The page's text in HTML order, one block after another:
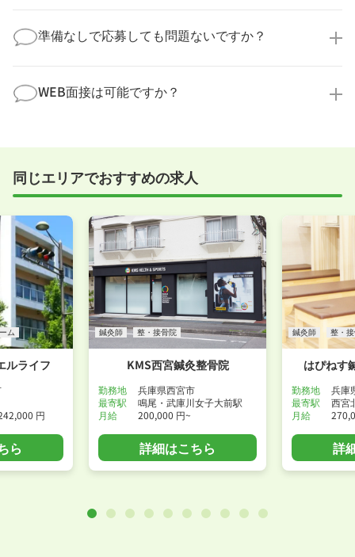
す！
積極的に受け入れています。実際の職場環境や働く人
の様子を見ることで、より安心してご判断いただけま
ださい！
準備なしで応募しても問題ないですか？
まで、一からサポートいたします。「転職を考え始め
たばかり」「何から始めればいいか分からない」とい
WEB面接は可能ですか？
すめしていますが、企業様によってはWEB面接を導入
事前に確認することは可能ですので、お気軽にお申し
付けください！
同じエリアでおすすめの求人
ム
ルライフ
円
ら
鍼灸師 整・接骨院
KMS西宮鍼灸整骨院
勤務地
兵庫県西宮市
最寄駅
鳴尾・武庫川女子大前駅
月給
200,000 円~
詳細はこちら
鍼灸師 整・
はぴねす
勤務地
兵庫
最寄駅
西宮
月給
詳